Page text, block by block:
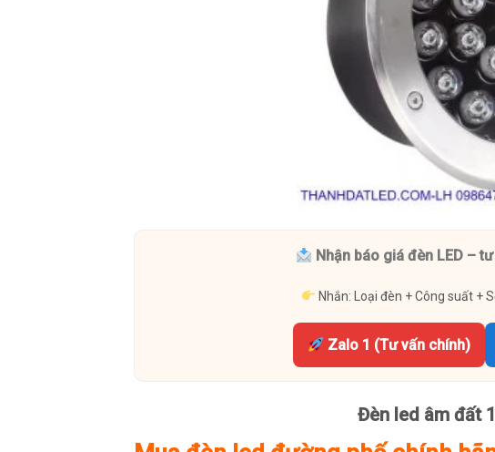
Nhận báo giá đèn LED –
Nhắn: Loại đèn + Công suất +
Zalo 1 (Tư vấn chính)
Đèn led âm đất